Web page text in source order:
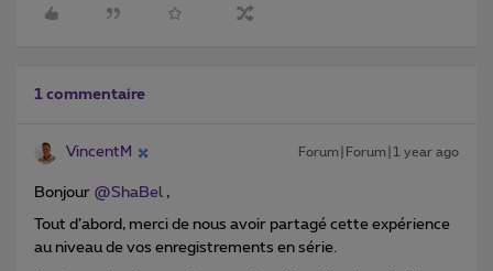
1 commentaire
VincentM Forum|Forum|1 year ago
Bonjour ​ @ShaBel ,
Tout d’abord, merci de nous avoir partagé cette expérience
au niveau de vos enregistrements en série.